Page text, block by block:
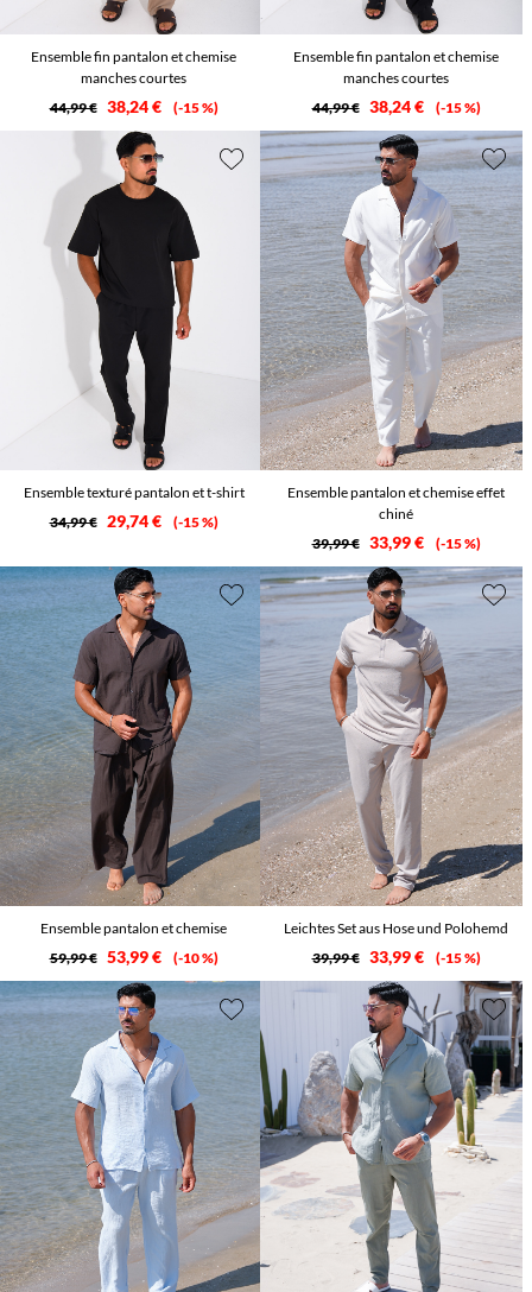
Ensemble fin pantalon et chemise
manches courtes
44,99 € 38,24 € -15 %
Ensemble fin pantalon et chemise
manches courtes
44,99 € 38,24 € -15 %
Ensemble texturé pantalon et t-shirt
34,99 € 29,74 € -15 %
Ensemble pantalon et chemise effet
chiné
39,99 € 33,99 € -15 %
Ensemble pantalon et chemise
59,99 € 53,99 € -10 %
Leichtes Set aus Hose und Polohemd
39,99 € 33,99 € -15 %